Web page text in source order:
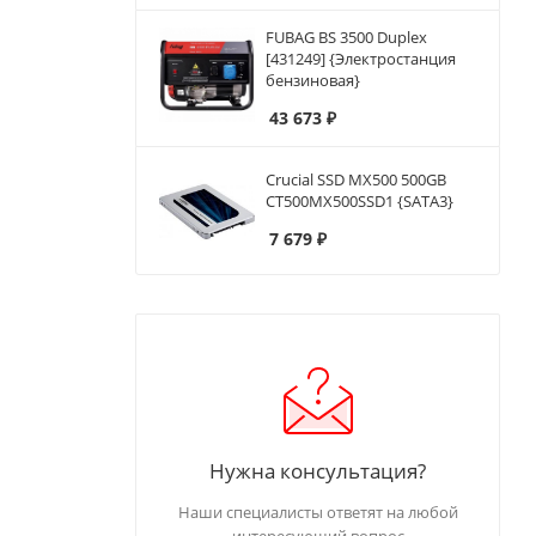
FUBAG BS 3500 Duplex
[431249] {Электростанция
бензиновая}
43 673 ₽
Crucial SSD MX500 500GB
CT500MX500SSD1 {SATA3}
7 679 ₽
Нужна консультация?
Наши специалисты ответят на любой